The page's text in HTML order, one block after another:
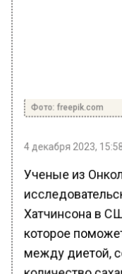
Фото: freepik.com
4 декабря 2023,
Ученые из
Хатчинсона в
которое
между диетой,
количество